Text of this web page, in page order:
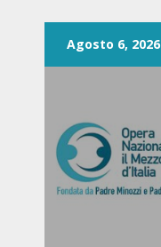
Agosto 6, 2026